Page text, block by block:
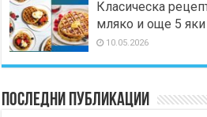
Класическа
мляко и още 5 яки
10.05.2026
Последни публикации